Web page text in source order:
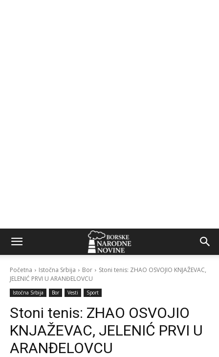
Početna Istočna Srbija Bor
Stoni tenis: ZHAO OSVOJIO KNJAŽEVAC,
JELENIĆ PRVI U ARANĐELOVCU
Istočna Srbija Bor Vesti Sport
Stoni tenis: ZHAO OSVOJIO
KNJAŽEVAC, JELENIĆ PRVI U
ARANĐELOVCU